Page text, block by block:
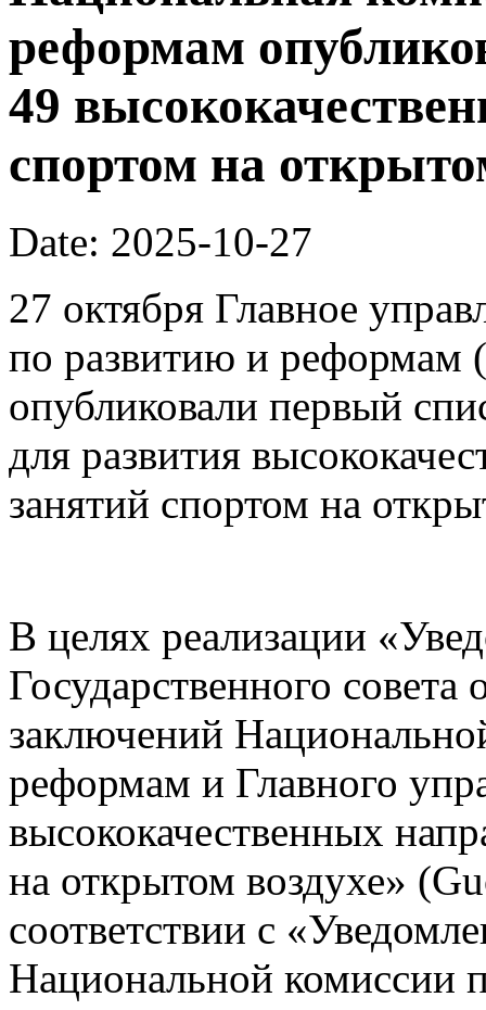
реформам
49
спортом на
Date: 2025-10-27
27 октября Главное
по развитию и реформам
опубликовали первый
для развития
занятий спортом на
В целях реализации
Государственного
заключений
реформам и Главного
высококачественных
на открытом воздухе»
соответствии с
Национальной комиссии